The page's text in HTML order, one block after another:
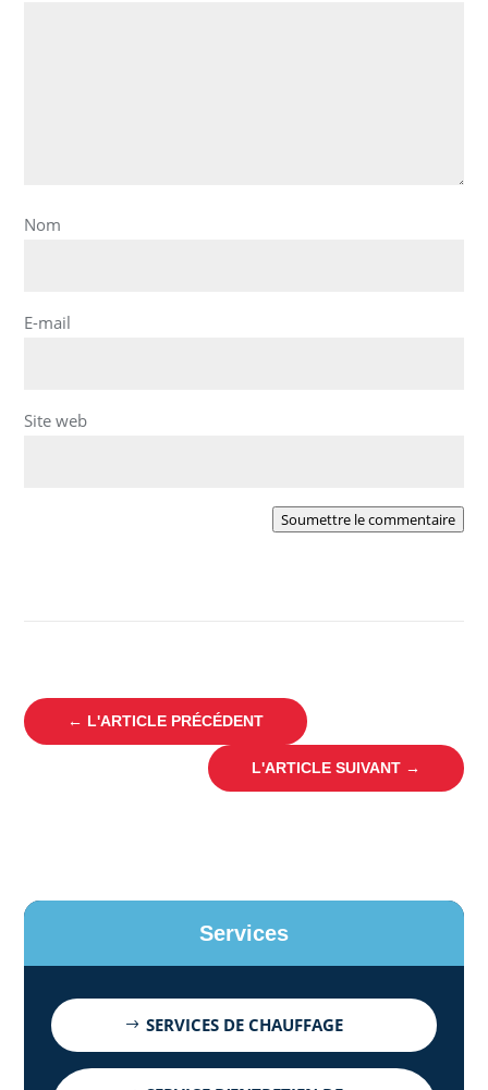
Nom
E-mail
Site web
Soumettre le commentaire
← L'ARTICLE PRÉCÉDENT
L'ARTICLE SUIVANT→
Services
SERVICES DE CHAUFFAGE